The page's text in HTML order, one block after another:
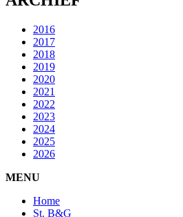
2016
2017
2018
2019
2020
2021
2022
2023
2024
2025
2026
MENU
Home
St. B&G